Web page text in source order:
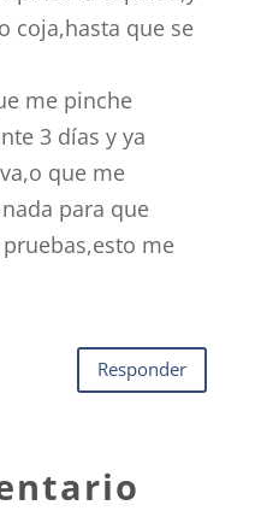
coja,hasta que se
me pinche
3 días y ya
que me
para que
me
Responder